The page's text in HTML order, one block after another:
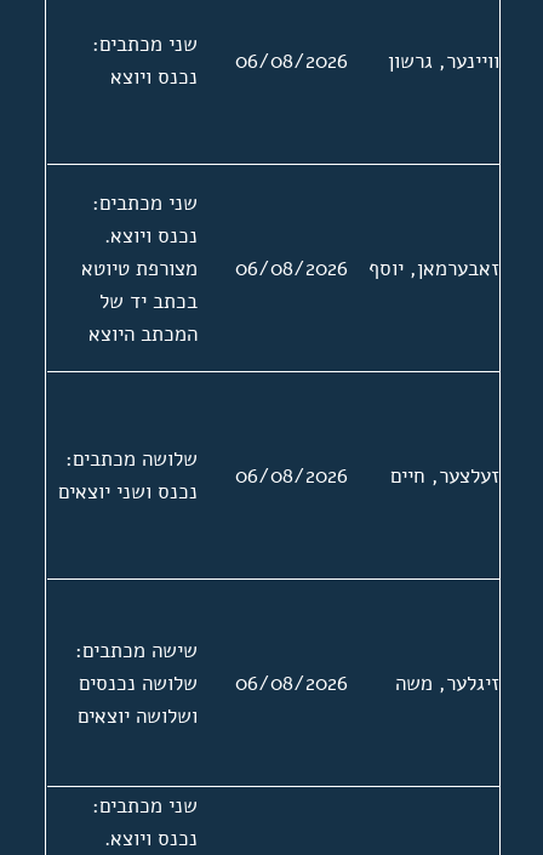
וויינער, גרשון 06/08/2026
שני מכתבים:
נכנס ויוצא
זאבערמאן, יוסף 06/08/2026
שני מכתבים:
נכנס ויוצא.
מצורפת טיוטא
בכתב יד של
המכתב היוצא
זעלצער, חיים 06/08/2026
שלושה מכתבים:
נכנס ושני יוצאים
זיגלער, משה 06/08/2026
שישה מכתבים:
שלושה נכנסים
ושלושה יוצאים
שני מכתבים:
נכנס ויוצא.